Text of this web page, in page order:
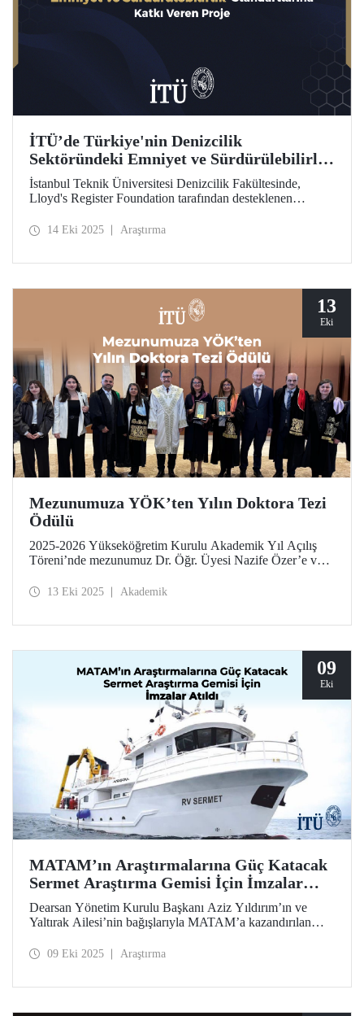
İTÜ’de Türkiye'nin Denizcilik
Sektöründeki Emniyet ve Sürdürülebilirlik
Standartlarına Katkı Veren Proje
İstanbul Teknik Üniversitesi Denizcilik Fakültesinde,
Lloyd's Register Foundation tarafından desteklenen
Gemi Geri Dönüşüm Risk Çerçevesi” projesi kapsamında
14 Eki 2025 Araştırma
13
Eki
Mezunumuza YÖK’ten Yılın Doktora Tezi
Ödülü
2025-2026 Yükseköğretim Kurulu Akademik Yıl Açılış
Töreni’nde mezunumuz Dr. Öğr. Üyesi Nazife Özer’e ve
Sanatlar ve Mimarlık” kategorisindeki Yılın Doktora Tezi
13 Eki 2025 Akademik
09
Eki
MATAM’ın Araştırmalarına Güç Katacak
Sermet Araştırma Gemisi İçin İmzalar
Atıldı
Dearsan Yönetim Kurulu Başkanı Aziz Yıldırım’ın ve
Yaltırak Ailesi’nin bağışlarıyla MATAM’a kazandırılan
Dr. Hasan Mandal ve MATAM Müdürü Prof. Dr. Cenk
09 Eki 2025 Araştırma